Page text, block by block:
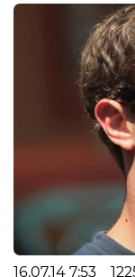
16.07.14 7:53